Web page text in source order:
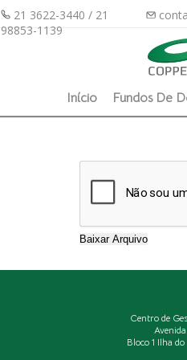
21 3622-3440 / 21
98853-1139
Início Fundos De
Centro de
Bloco 1 Ilha